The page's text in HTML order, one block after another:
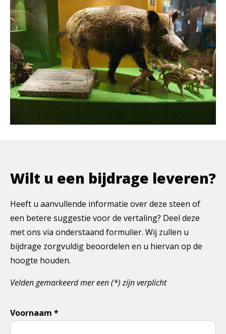
Wilt u een bijdrage leveren?
Heeft u aanvullende informatie over deze steen of
een betere suggestie voor de vertaling? Deel deze
met ons via onderstaand formulier. Wij zullen u
bijdrage zorgvuldig beoordelen en u hiervan op de
hoogte houden.
Velden gemarkeerd mer een (*) zijn verplicht
Voornaam *